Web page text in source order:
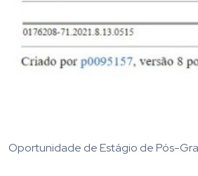
Oportunidade de Estágio de Pós-